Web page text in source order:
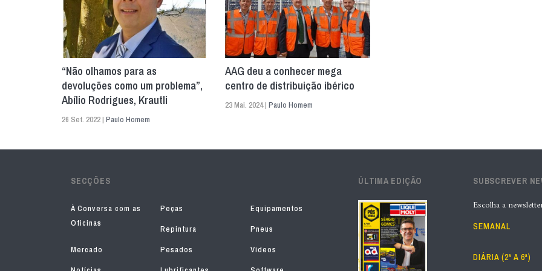
“Não olhamos para as
devoluções como um problema”,
Abílio Rodrigues, Krautli
26 Set. 2022 | Paulo Homem
AAG deu a conhecer mega
centro de distribuição ibérico
23 Mai. 2024 | Paulo Homem
SECÇÕES
À Conversa com as
Oficinas
Peças
Equipamentos
Repintura
Pneus
Mercado
Pesados
Vídeos
ÚLTIMA EDIÇÃO SUBSCREVER
Escolha a
SEMANAL
DIÁRIA (2ª A 6ª)